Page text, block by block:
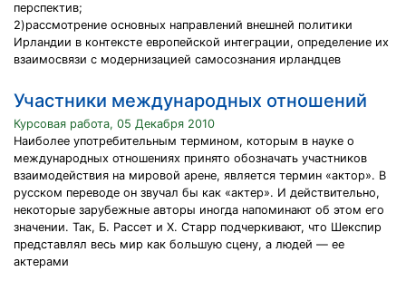
перспектив;
2)рассмотрение основных направлений внешней политики
Ирландии в контексте европейской интеграции, определение их
взаимосвязи с модернизацией самосознания ирландцев
Участники международных отношений
Курсовая работа, 05 Декабря 2010
Наиболее употребительным термином, которым в науке о
международных отношениях принято обозначать участников
взаимодействия на мировой арене, является термин «актор». В
русском переводе он звучал бы как «актер». И действительно,
некоторые зарубежные авторы иногда напоминают об этом его
значении. Так, Б. Рассет и X. Старр подчеркивают, что Шекспир
представлял весь мир как большую сцену, а людей — ее
актерами